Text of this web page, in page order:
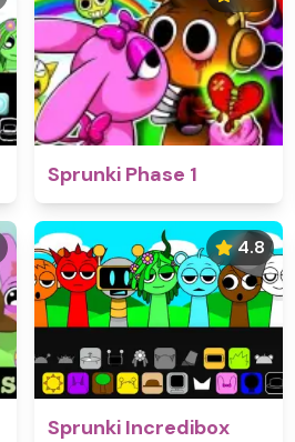
Sprunki Phase 1
4.8
Sprunki Incredibox